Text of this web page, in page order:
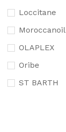
Loccitane
Moroccanoil
OLAPLEX
Oribe
ST BARTH